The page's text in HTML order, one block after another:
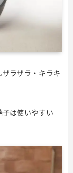
ラザラ・キラキ
は使いやすい